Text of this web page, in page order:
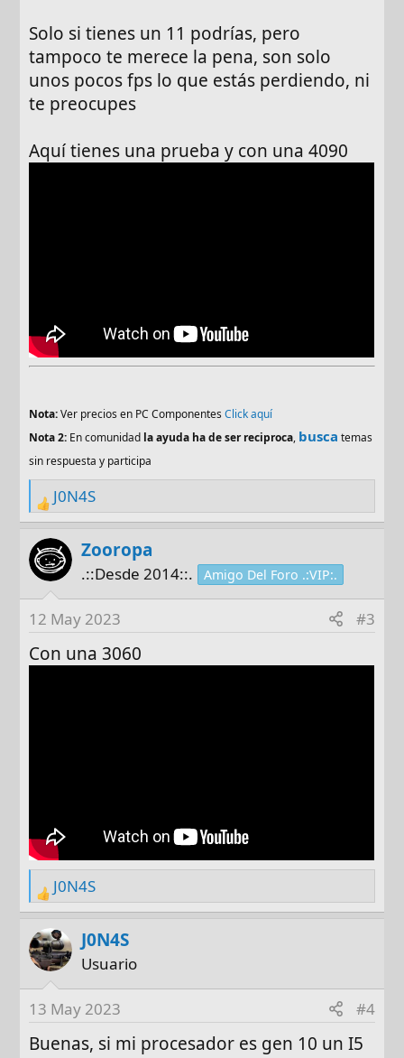
Solo si tienes un 11 podrías, pero
tampoco te merece la pena, son solo
unos pocos fps lo que estás perdiendo, ni
te preocupes
Aquí tienes una prueba y con una 4090
Nota:Ver precios en PC ComponentesClick aquí
Nota 2: En comunidad la ayuda ha de ser reciproca, busca temas
sin respuesta y participa
R
e
a
c
o
n
s
J0N4S
Zooropa
.::Desde 2014::. Amigo Del Foro .:VIP:.
12 May 2023 #3
Con una 3060
R
e
a
c
o
n
J0N4S
J0N4S
Usuario
13 May 2023 #4
Buenas, si mi procesador es gen 10 un I5